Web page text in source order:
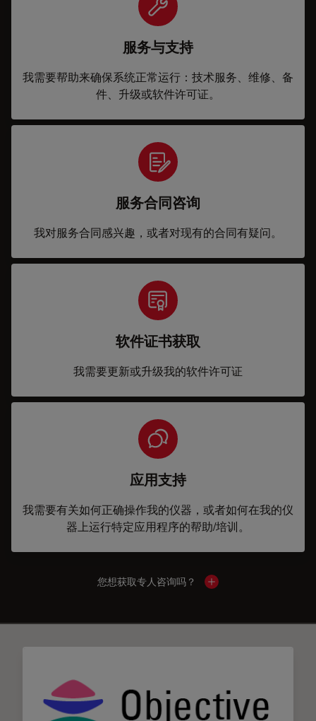
服务与支持
我需要帮助来确保系统正常运行：技术服务、维修、备
件、升级或软件许可证。
服务合同咨询
我对服务合同感兴趣，或者对现有的合同有疑问。
软件证书获取
我需要更新或升级我的软件许可证
应用支持
我需要有关如何正确操作我的仪器，或者如何在我的仪
器上运行特定应用程序的帮助/培训。
您想获取专人咨询吗？ Show local contacts